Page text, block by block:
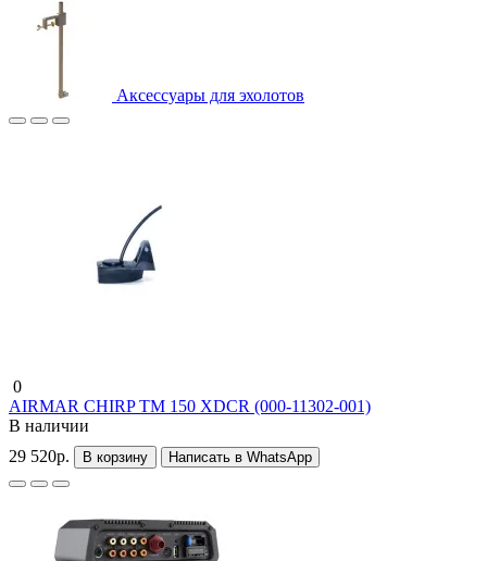
Аксессуары для эхолотов
0
AIRMAR CHIRP TM 150 XDCR (000-11302-001)
В наличии
29 520р.
В корзину Написать в WhatsApp